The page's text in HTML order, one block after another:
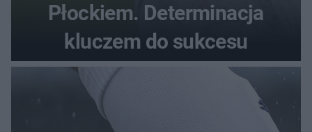
Płockiem. Determinacja
kluczem do sukcesu